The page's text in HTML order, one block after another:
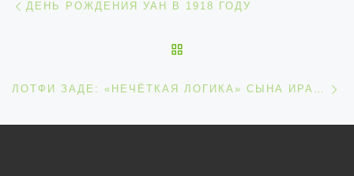
ДЕНЬ РОЖДЕНИЯ УАН В 1918 ГОДУ
ЛОТФИ ЗАДЕ: «НЕЧЁТКАЯ ЛОГИКА» СЫНА ИРАНЦА И ОДЕССИТКИ